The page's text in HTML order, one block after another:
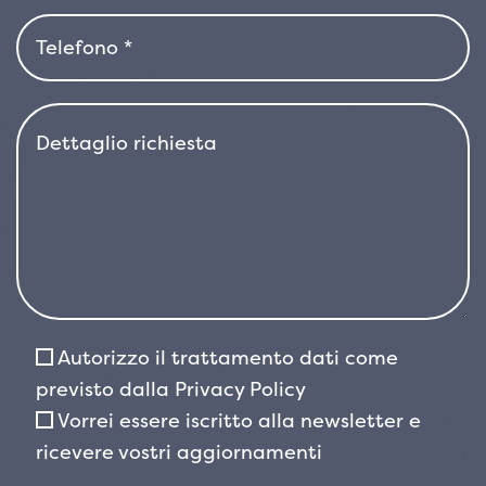
medio-alte che per composizioni libere. Grazie
alla sua forma naturale compatta, è possibile
mantenerla anche in dimensioni più
contenute con leggere potature, che
stimolano la produzione di nuovi getti
secondaria rispetto al valore ornamentale del
fogliame, aggiunge un ulteriore elemento di
interesse e può essere seguita dalla comparsa
di bacche rosse, apprezzate dalla fauna
selvatica.
Photinia x fraseri 'Pink Marble' è robusta e di
Autorizzo il trattamento dati come
previsto dalla Privacy Policy
Vorrei essere iscritto alla newsletter e
ricevere vostri aggiornamenti